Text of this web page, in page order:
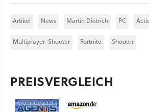
Artikel News Martin Dietrich PC
Multiplayer-Shooter Fortnite Shooter
PREISVERGLEICH